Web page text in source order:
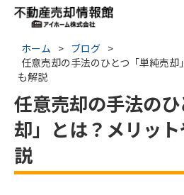
ホーム > ブログ >
任意売却の手法のひとつ「単純売却
も解説
任意売却の手法の
却」とは？メリッ
説